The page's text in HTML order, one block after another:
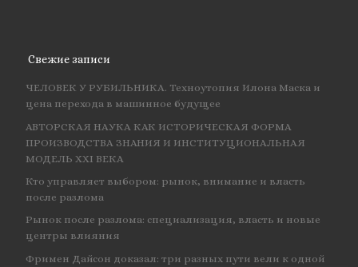
Свежие записи
ЧЕЛОВЕК У РУБИЛЬНИКА. Техноутопия Илона Маска и
цена перехода в машинное будущее
АВТОРСКАЯ НАУКА КАК ИСТОРИЧЕСКАЯ ФОРМА
ПРОИЗВОДСТВА ЗНАНИЯ И ИНСТИТУЦИОНАЛЬНАЯ
МОДЕЛЬ XXI ВЕКА
Кто управляет выбором: рынок, внимание и власть
после разлома
Рынок после разлома: специализация, власть и новые
центры влияния
Фримен Дайсон доказал: три разных пути вели к одной